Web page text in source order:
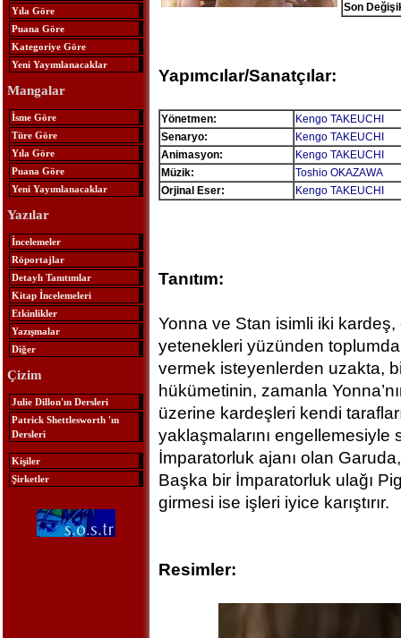
Yıla Göre
Puana Göre
Kategoriye Göre
Yeni Yayımlanacaklar
Mangalar
İsme Göre
Türe Göre
Yıla Göre
Puana Göre
Yeni Yayımlanacaklar
Yazılar
İncelemeler
Röportajlar
Detaylı Tanıtımlar
Kitap İncelemeleri
Etkinlikler
Yazışmalar
Diğer
Çizim
Julie Dillon'ın Dersleri
Patrick Shettlesworth 'ın
Dersleri
Kişiler
Şirketler
Son
Yapımcılar/Sanatçılar:
Yönetmen:
Kengo TAKEUCHI
Senaryo:
Kengo TAKEUCHI
Animasyon:
Kengo TAKEUCHI
Müzik:
Toshio OKAZAWA
Orjinal Eser:
Kengo TAKEUCHI
Tanıtım:
Yonna ve Stan isimli iki kardeş,
yetenekleri yüzünden
vermek isteyenlerden uzakta,
hükümetinin, zamanla
üzerine kardeşleri kendi
yaklaşmalarını engellemesiyle
İmparatorluk ajanı olan
Başka bir İmparatorluk ulağı
girmesi ise işleri iyice karıştırır.
Resimler: